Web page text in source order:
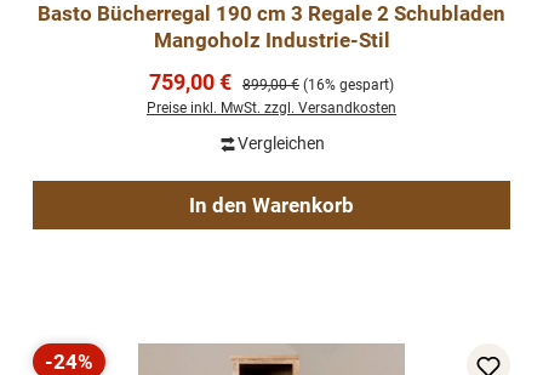
Basto Bücherregal 190 cm 3 Regale 2 Schubladen
Mangoholz Industrie-Stil
Verkaufspreis:
759,00 € Regulärer Preis:
899,00 € (16% gespart)
Preise inkl. MwSt. zzgl. Versandkosten
Vergleichen
In den Warenkorb
-24%